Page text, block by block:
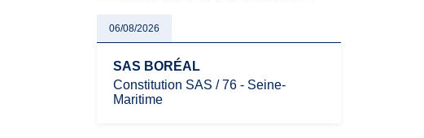
oblige les indépendants à rester
particulièrement vigilants.
06/08/2026
SAS BORÉAL
Constitution SAS / 76 - Seine-
Maritime